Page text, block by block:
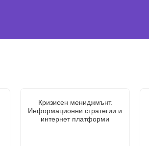
Кризисен мениджмънт.
Информационни стратегии и
интернет платформи